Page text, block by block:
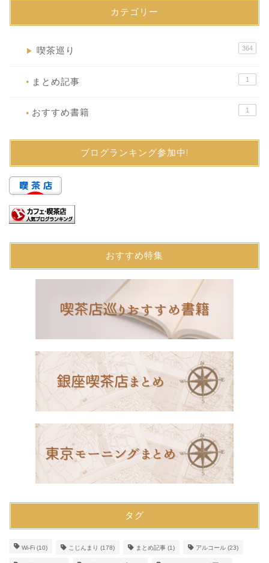
カテゴリー
▶ 喫茶巡り 364
● まとめ記事 1
● おすすめ書籍 1
ブログランキング参加中!
おすすめ特集
タグ
Wi-Fi (10) こじんまり (178) まとめ記事 (1) アルコール (23)